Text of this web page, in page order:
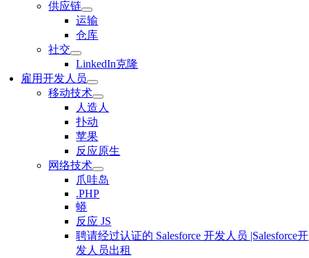
供应链
运输
仓库
社交
LinkedIn克隆
雇用开发人员
移动技术
人造人
扑动
苹果
反应原生
网络技术
爪哇岛
.PHP
蟒
反应 JS
聘请经过认证的 Salesforce 开发人员 |Salesforce开
发人员出租